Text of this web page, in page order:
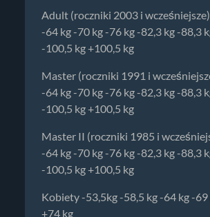
Adult (roczniki 2003 i
-64 kg -70 kg -76 kg -82,3 kg -88,3
-100,5 kg +100,5 kg
Master (roczniki 1991 i
-64 kg -70 kg -76 kg -82,3 kg -88,3
-100,5 kg +100,5 kg
Master II (roczniki 1985 i
-64 kg -70 kg -76 kg -82,3 kg -88,3
-100,5 kg +100,5 kg
Kobiety -53,5kg -58,5 kg -64 kg -69
+74 kg